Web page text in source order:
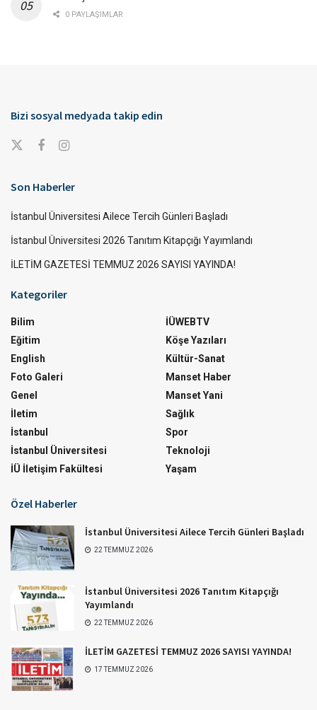
0 PAYLAŞIMLAR
Bizi sosyal medyada takip edin
Son Haberler
İstanbul Üniversitesi Ailece Tercih Günleri Başladı
İstanbul Üniversitesi 2026 Tanıtım Kitapçığı Yayımlandı
İLETİM GAZETESİ TEMMUZ 2026 SAYISI YAYINDA!
Kategoriler
Bilim
Eğitim
English
Foto Galeri
Genel
İletim
İstanbul
İstanbul Üniversitesi
İÜ İletişim Fakültesi
İÜWEBTV
Köşe Yazıları
Kültür-Sanat
Manset Haber
Manset Yani
Sağlık
Spor
Teknoloji
Yaşam
Özel Haberler
İstanbul Üniversitesi Ailece Tercih Günleri Başladı
22 TEMMUZ 2026
İstanbul Üniversitesi 2026 Tanıtım Kitapçığı
Yayımlandı
22 TEMMUZ 2026
İLETİM GAZETESİ TEMMUZ 2026 SAYISI YAYINDA!
17 TEMMUZ 2026